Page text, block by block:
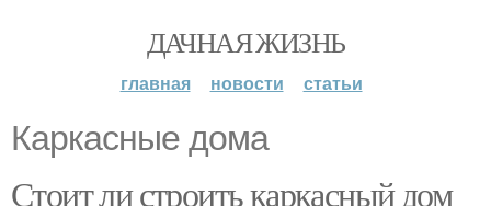
ДАЧНАЯ ЖИЗНЬ
главная новости статьи
Каркасные дома
Стоит ли строить каркасный дом